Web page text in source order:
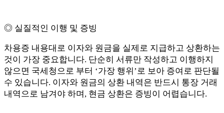
◎ 실질적인 이행 및 증빙
차용증 내용대로 이자와 원금을 실제로 지급하고 상환하는
것이 가장 중요합니다. 단순히 서류만 작성하고 이행하지
않으면 국세청으로 부터 ‘가장 행위’로 보아 증여로 판단될
수 있습니다. 이자와 원금의 상환 내역은 반드시 통장 거래
내역으로 남겨야 하며, 현금 상환은 증빙이 어렵습니다.